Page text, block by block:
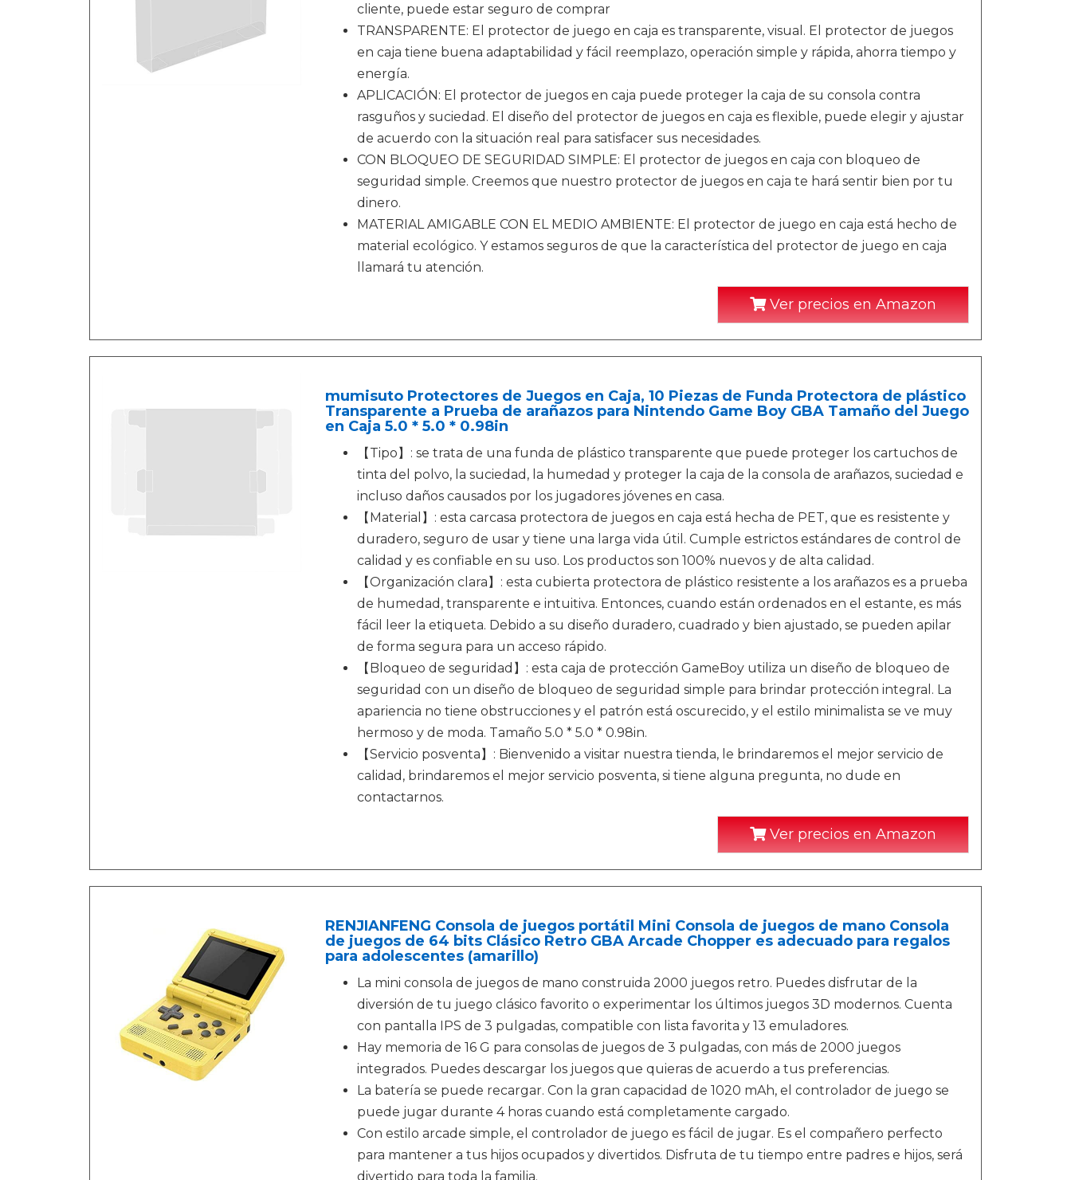
cliente, puede estar seguro de comprar
TRANSPARENTE: El protector de juego en caja es transparente, visual. El protector de juegos
en caja tiene buena adaptabilidad y fácil reemplazo, operación simple y rápida, ahorra tiempo y
energía.
APLICACIÓN: El protector de juegos en caja puede proteger la caja de su consola contra
rasguños y suciedad. El diseño del protector de juegos en caja es flexible, puede elegir y ajustar
de acuerdo con la situación real para satisfacer sus necesidades.
CON BLOQUEO DE SEGURIDAD SIMPLE: El protector de juegos en caja con bloqueo de
seguridad simple. Creemos que nuestro protector de juegos en caja te hará sentir bien por tu
dinero.
MATERIAL AMIGABLE CON EL MEDIO AMBIENTE: El protector de juego en caja está hecho de
material ecológico. Y estamos seguros de que la característica del protector de juego en caja
llamará tu atención.
Ver precios en Amazon
mumisuto Protectores de Juegos en Caja, 10 Piezas de Funda Protectora de plástico
Transparente a Prueba de arañazos para Nintendo Game Boy GBA Tamaño del Juego
en Caja 5.0 * 5.0 * 0.98in
【Tipo】: se trata de una funda de plástico transparente que puede proteger los cartuchos de
tinta del polvo, la suciedad, la humedad y proteger la caja de la consola de arañazos, suciedad e
incluso daños causados ​​por los jugadores jóvenes en casa.
【Material】: esta carcasa protectora de juegos en caja está hecha de PET, que es resistente y
duradero, seguro de usar y tiene una larga vida útil. Cumple estrictos estándares de control de
calidad y es confiable en su uso. Los productos son 100% nuevos y de alta calidad.
【Organización clara】: esta cubierta protectora de plástico resistente a los arañazos es a prueba
de humedad, transparente e intuitiva. Entonces, cuando están ordenados en el estante, es más
fácil leer la etiqueta. Debido a su diseño duradero, cuadrado y bien ajustado, se pueden apilar
de forma segura para un acceso rápido.
【Bloqueo de seguridad】: esta caja de protección GameBoy utiliza un diseño de bloqueo de
seguridad con un diseño de bloqueo de seguridad simple para brindar protección integral. La
apariencia no tiene obstrucciones y el patrón está oscurecido, y el estilo minimalista se ve muy
hermoso y de moda. Tamaño 5.0 * 5.0 * 0.98in.
【Servicio posventa】: Bienvenido a visitar nuestra tienda, le brindaremos el mejor servicio de
calidad, brindaremos el mejor servicio posventa, si tiene alguna pregunta, no dude en
contactarnos.
Ver precios en Amazon
RENJIANFENG Consola de juegos portátil Mini Consola de juegos de mano Consola
de juegos de 64 bits Clásico Retro GBA Arcade Chopper es adecuado para regalos
para adolescentes (amarillo)
La mini consola de juegos de mano construida 2000 juegos retro. Puedes disfrutar de la
diversión de tu juego clásico favorito o experimentar los últimos juegos 3D modernos. Cuenta
con pantalla IPS de 3 pulgadas, compatible con lista favorita y 13 emuladores.
Hay memoria de 16 G para consolas de juegos de 3 pulgadas, con más de 2000 juegos
integrados. Puedes descargar los juegos que quieras de acuerdo a tus preferencias.
La batería se puede recargar. Con la gran capacidad de 1020 mAh, el controlador de juego se
puede jugar durante 4 horas cuando está completamente cargado.
Con estilo arcade simple, el controlador de juego es fácil de jugar. Es el compañero perfecto
para mantener a tus hijos ocupados y divertidos. Disfruta de tu tiempo entre padres e hijos, será
divertido para toda la familia.